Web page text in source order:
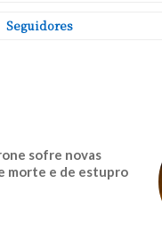
Seguidores
sofre novas
morte e de estupro